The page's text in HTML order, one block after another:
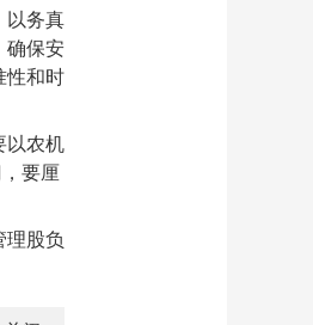
以务真
确保安
性和时
以农机
要厘
理股负